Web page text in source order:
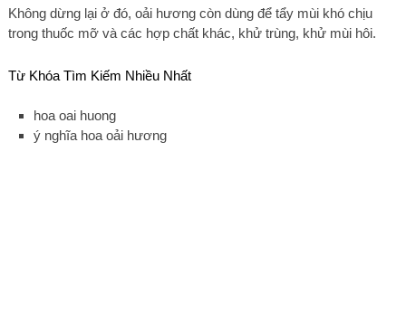
Không dừng lại ở đó, oải hương còn dùng để tẩy mùi khó chịu
trong thuốc mỡ và các hợp chất khác, khử trùng, khử mùi hôi.
Từ Khóa Tìm Kiếm Nhiều Nhất
hoa oai huong
ý nghĩa hoa oải hương